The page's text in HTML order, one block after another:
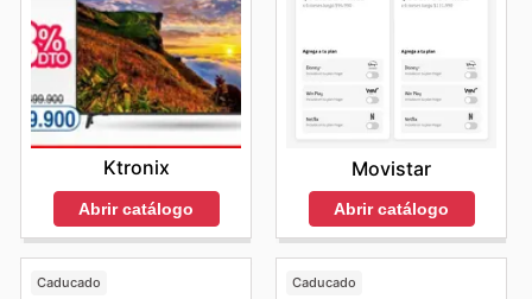
Ktronix
Abrir catálogo
Movistar
Abrir catálogo
Caducado Caducado